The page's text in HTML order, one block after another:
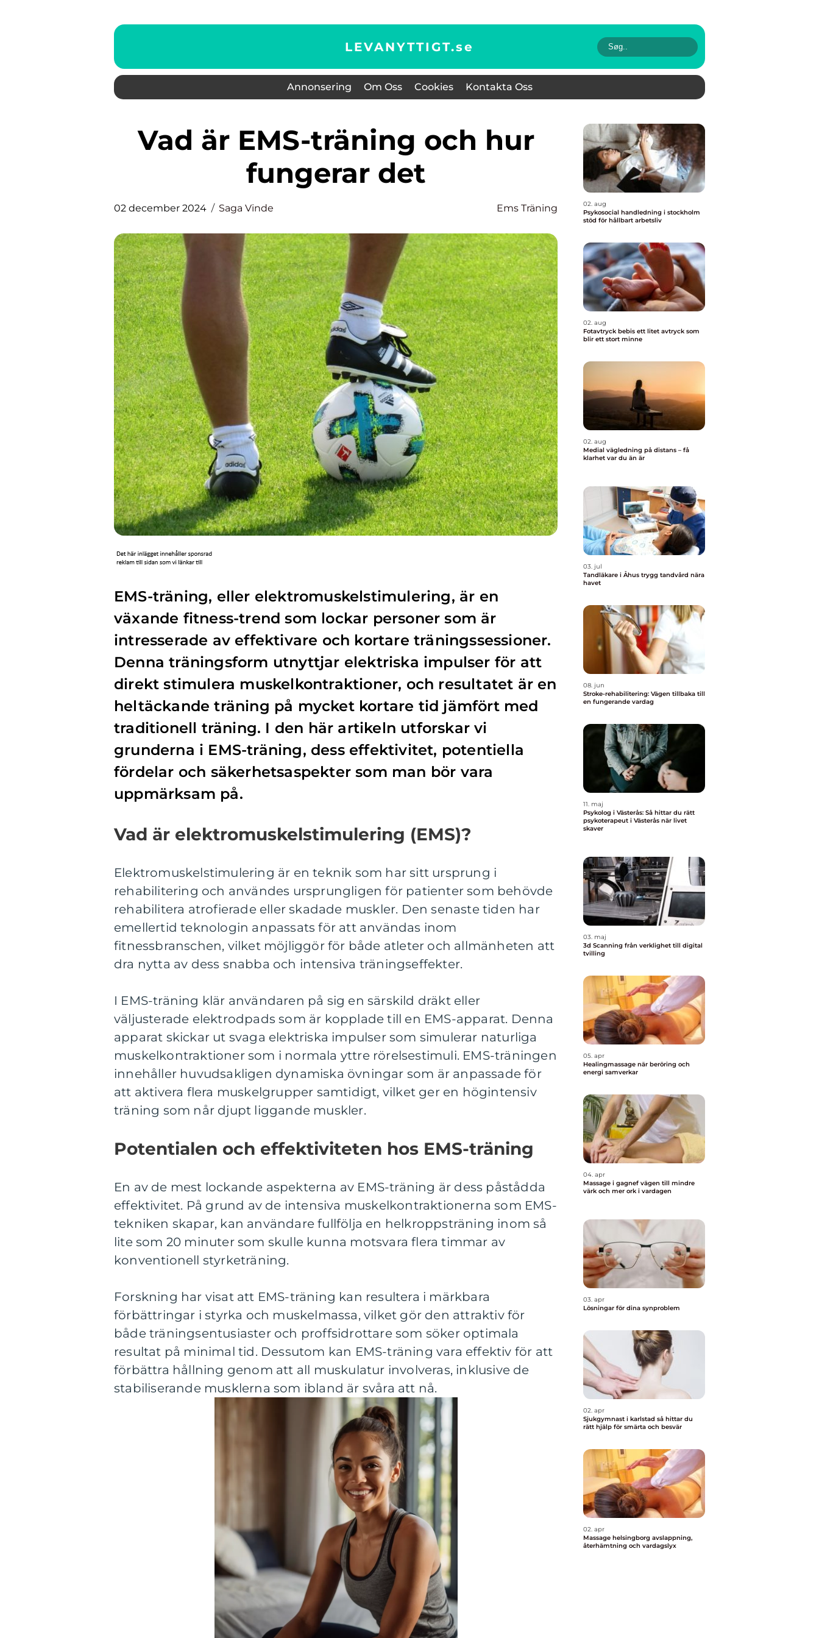
LEVANYTTIGT.se
Annonsering Om Oss Cookies Kontakta Oss
Vad är EMS-träning och hur
fungerar det
02 december 2024 Saga Vinde Ems Träning
EMS-träning, eller elektromuskelstimulering, är en
växande fitness-trend som lockar personer som är
intresserade av effektivare och kortare träningssessioner.
Denna träningsform utnyttjar elektriska impulser för att
direkt stimulera muskelkontraktioner, och resultatet är en
heltäckande träning på mycket kortare tid jämfört med
traditionell träning. I den här artikeln utforskar vi
grunderna i EMS-träning, dess effektivitet, potentiella
fördelar och säkerhetsaspekter som man bör vara
uppmärksam på.
Vad är elektromuskelstimulering (EMS)?
Elektromuskelstimulering är en teknik som har sitt ursprung i
rehabilitering och användes ursprungligen för patienter som behövde
rehabilitera atrofierade eller skadade muskler. Den senaste tiden har
emellertid teknologin anpassats för att användas inom
fitnessbranschen, vilket möjliggör för både atleter och allmänheten att
dra nytta av dess snabba och intensiva träningseffekter.
I EMS-träning klär användaren på sig en särskild dräkt eller
väljusterade elektrodpads som är kopplade till en EMS-apparat. Denna
apparat skickar ut svaga elektriska impulser som simulerar naturliga
muskelkontraktioner som i normala yttre rörelsestimuli. EMS-träningen
innehåller huvudsakligen dynamiska övningar som är anpassade för
att aktivera flera muskelgrupper samtidigt, vilket ger en högintensiv
träning som når djupt liggande muskler.
Potentialen och effektiviteten hos EMS-träning
En av de mest lockande aspekterna av EMS-träning är dess påstådda
effektivitet. På grund av de intensiva muskelkontraktionerna som EMS-
tekniken skapar, kan användare fullfölja en helkroppsträning inom så
lite som 20 minuter som skulle kunna motsvara flera timmar av
konventionell styrketräning.
Forskning har visat att EMS-träning kan resultera i märkbara
förbättringar i styrka och muskelmassa, vilket gör den attraktiv för
både träningsentusiaster och proffsidrottare som söker optimala
resultat på minimal tid. Dessutom kan EMS-träning vara effektiv för att
förbättra hållning genom att all muskulatur involveras, inklusive de
stabiliserande musklerna som ibland är svåra att nå.
02. aug
Psykosocial handledning i stockholm
stöd för hållbart arbetsliv
02. aug
Fotavtryck bebis ett litet avtryck som
blir ett stort minne
02. aug
Medial vägledning på distans – få
klarhet var du än är
03. jul
Tandläkare i Åhus trygg tandvård nära
havet
08. jun
Stroke-rehabilitering: Vägen tillbaka till
en fungerande vardag
11. maj
Psykolog i Västerås: Så hittar du rätt
psykoterapeut i Västerås när livet
skaver
03. maj
3d Scanning från verklighet till digital
tvilling
05. apr
Healingmassage när beröring och
energi samverkar
04. apr
Massage i gagnef vägen till mindre
värk och mer ork i vardagen
03. apr
Lösningar för dina synproblem
02. apr
Sjukgymnast i karlstad så hittar du
rätt hjälp för smärta och besvär
02. apr
Massage helsingborg avslappning,
återhämtning och vardagslyx